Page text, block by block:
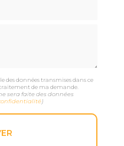
des données transmises dans ce
de ma demande.
sera faite des données
)